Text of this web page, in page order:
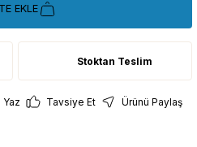
EKLE
Stoktan Teslim
Yaz Tavsiye Et
Ürünü Paylaş